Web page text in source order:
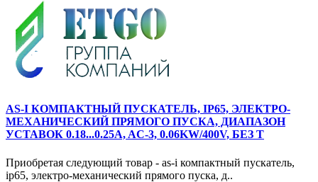
AS-I КОМПАКТНЫЙ ПУСКАТЕЛЬ, IP65, ЭЛЕКТРО-
МЕХАНИЧЕСКИЙ ПРЯМОГО ПУСКА, ДИАПАЗОН
УСТАВОК 0.18...0.25A, AC-3, 0.06KW/400V, БЕЗ Т
Приобретая следующий товар - as-i компактный пускатель,
ip65, электро-механический прямого пуска, д..